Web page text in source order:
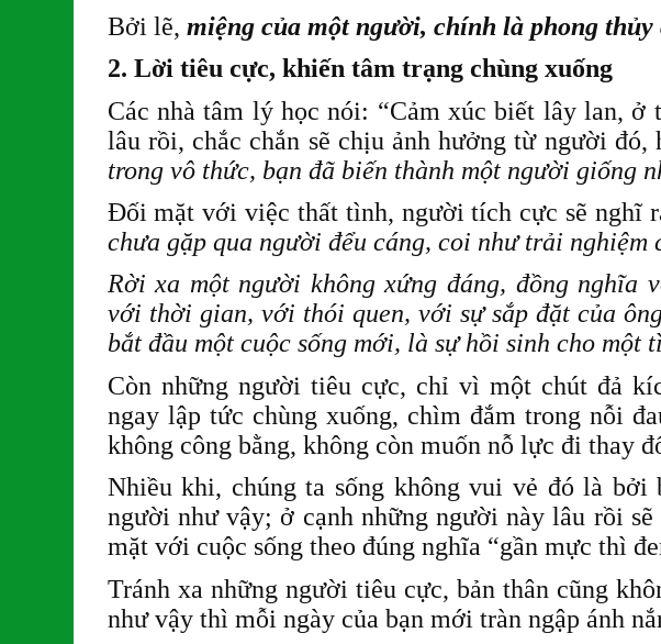
Bởi lẽ, miệng của một người, chính là phong thủy
2. Lời tiêu cực, khiến tâm trạng chùng xuống
Các nhà tâm lý học nói: “Cảm xúc biết lây lan, ở
lâu rồi, chắc chắn sẽ chịu ảnh hưởng từ người đó,
trong vô thức, bạn đã biến thành một người giống
Đối mặt với việc thất tình, người tích cực sẽ nghĩ
chưa gặp qua người đểu cáng, coi như trải nghiệm
Rời xa một người không xứng đáng, đồng nghĩa
với thời gian, với thói quen, với sự sắp đặt của
bắt đầu một cuộc sống mới, là sự hồi sinh cho một
Còn những người tiêu cực, chỉ vì một chút đả
ngay lập tức chùng xuống, chìm đắm trong nỗi
không công bằng, không còn muốn nỗ lực đi thay
Nhiều khi, chúng ta sống không vui vẻ đó là bởi
người như vậy; ở cạnh những người này lâu rồi
mặt với cuộc sống theo đúng nghĩa “gần mực thì
Tránh xa những người tiêu cực, bản thân cũng
như vậy thì mỗi ngày của bạn mới tràn ngập ánh